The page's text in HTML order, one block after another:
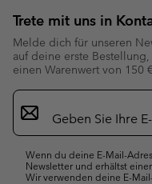
Trete mit uns in
Melde dich für unseren
auf deine erste
einen Warenwert von 150
Newsletter-
Anmeldung
Wenn du deine E-Mail-
Newsletter und erhältst
Wir verwenden deine E-